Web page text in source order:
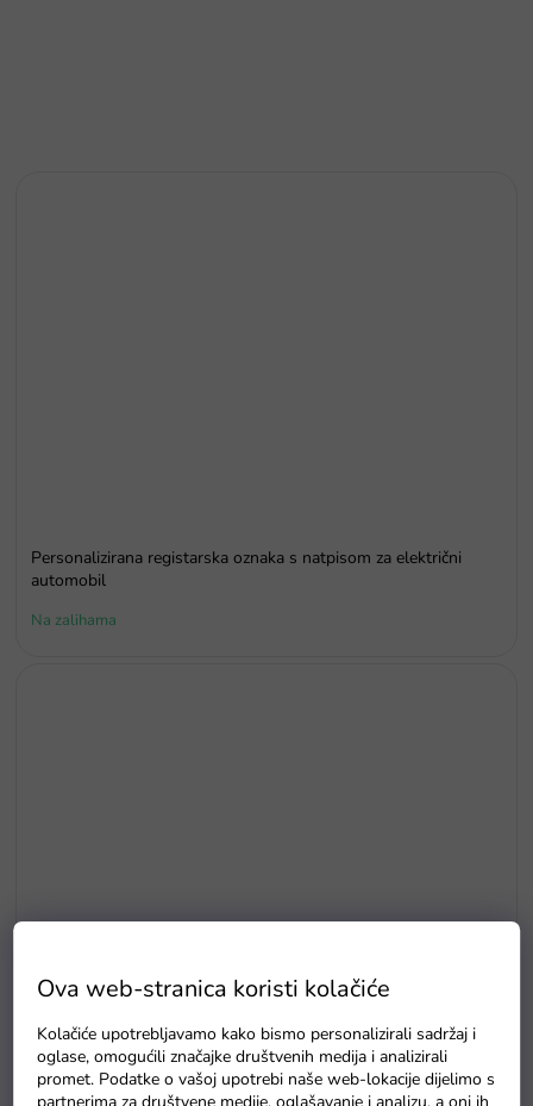
Ova web-stranica koristi kolačiće
Kolačiće upotrebljavamo kako bismo personalizirali sadržaj i
oglase, omogućili značajke društvenih medija i analizirali
promet. Podatke o vašoj upotrebi naše web-lokacije dijelimo s
partnerima za društvene medije, oglašavanje i analizu, a oni ih
Personalizirana registarska oznaka s natpisom za električni
automobil
Na zalihama
Gumb za uključivanje i isključivanje auta na akumulator 24 mm
4 pina